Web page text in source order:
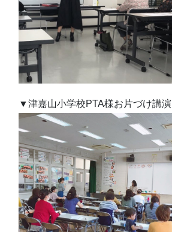
▼津嘉山小学校PTA様お片づけ講演